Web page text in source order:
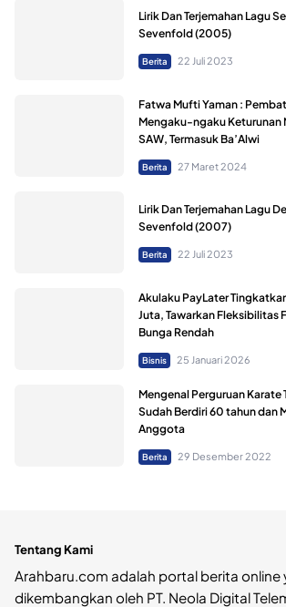
Lirik Dan Terjemahan Lagu
Sevenfold (2005)
Berita 22 Juli 2023
Fatwa Mufti Yaman :
Mengaku-ngaku Keturunan
SAW, Termasuk Ba’Alwi
Berita 27 Maret 2024
Lirik Dan Terjemahan Lagu
Sevenfold (2007)
Berita 22 Juli 2023
Akulaku PayLater
Juta, Tawarkan Fleksibilitas
Bunga Rendah
Bisnis 25 Januari 2026
Mengenal Perguruan Karate
Sudah Berdiri 60 tahun dan
Anggota
Berita 29 Desember 2022
Tentang Kami
Arahbaru.com adalah portal berita online
dikembangkan oleh PT. Neola Digital